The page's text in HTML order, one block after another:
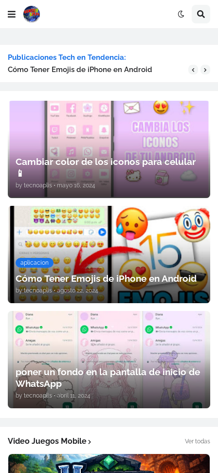
Publicaciones Tech en Tendencia:
Cómo Tener Emojis de iPhone en Android
Cambiar color de los iconos para celular
📱
by tecnoaplis • mayo 16, 2024
aplicacion
Cómo Tener Emojis de iPhone en Android
by tecnoaplis • agosto 22, 2024
poner un fondo en la pantalla de inicio de
WhatsApp
by tecnoaplis • abril 11, 2024
Video Juegos Mobile Ver todas